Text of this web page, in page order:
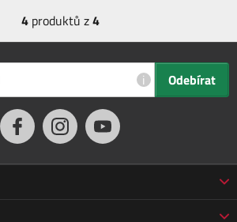
4produktů z4
i Odebírat